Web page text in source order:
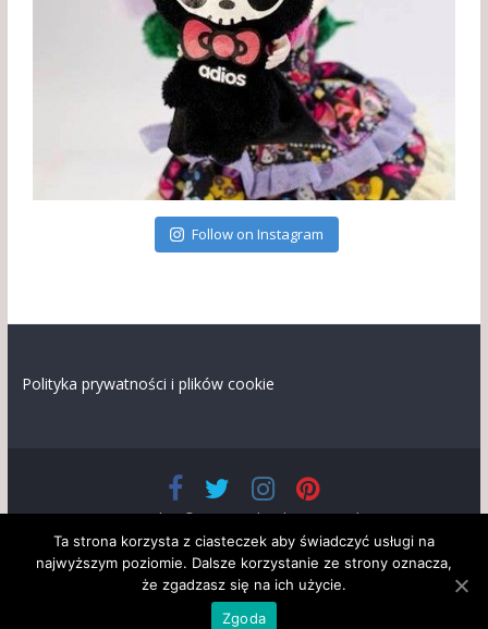
Follow on Instagram
Polityka prywatności i plików cookie
Prawa autorskie © 2026Lalandia. Wszystkie prawa
zastrzeżone.
Szablon: ColorMag opracowany przezThemeGrill. Wspierane
przez WordPress
Pliki cookies są używane, aby użytkownicy mogli korzystać bez
problemu z usług i funkcji oferowanych na naszej stronie.
Ta strona korzysta z ciasteczek aby świadczyć usługi na
najwyższym poziomie. Dalsze korzystanie ze strony oznacza,
że zgadzasz się na ich użycie.
Zgoda